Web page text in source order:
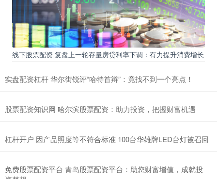
线下股票配资 复盘上一轮存量房贷利率下调：有力提升消费增长
实盘配资杠杆 华尔街锐评“哈特首辩”：竟找不到一个亮点！
股票配资知识网 哈尔滨股票配资：助力投资，把握财富机遇
杠杆开户 因产品照度等不符合标准 100台华雄牌LED台灯被召回
免费股票配资平台 青岛股票配资平台：助您财富增值，成就投